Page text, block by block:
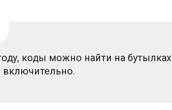
коды можно найти на бутылках
включительно.